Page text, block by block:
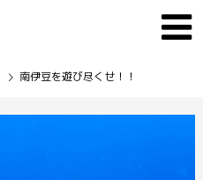
南伊豆を遊び尽くせ！！